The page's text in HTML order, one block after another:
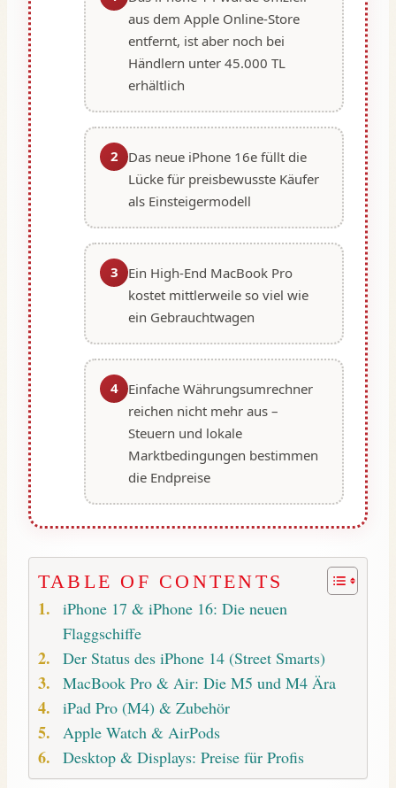
aus dem Apple Online-Store
entfernt, ist aber noch bei
Händlern unter 45.000 TL
erhältlich
2
Das neue iPhone 16e füllt die
Lücke für preisbewusste Käufer
als Einsteigermodell
3
Ein High-End MacBook Pro
kostet mittlerweile so viel wie
ein Gebrauchtwagen
4
Einfache Währungsumrechner
reichen nicht mehr aus –
Steuern und lokale
Marktbedingungen bestimmen
die Endpreise
TABLE OF CONTENTS
iPhone 17 & iPhone 16: Die neuen
Flaggschiffe
Der Status des iPhone 14 (Street Smarts)
MacBook Pro & Air: Die M5 und M4 Ära
iPad Pro (M4) & Zubehör
Apple Watch & AirPods
Desktop & Displays: Preise für Profis